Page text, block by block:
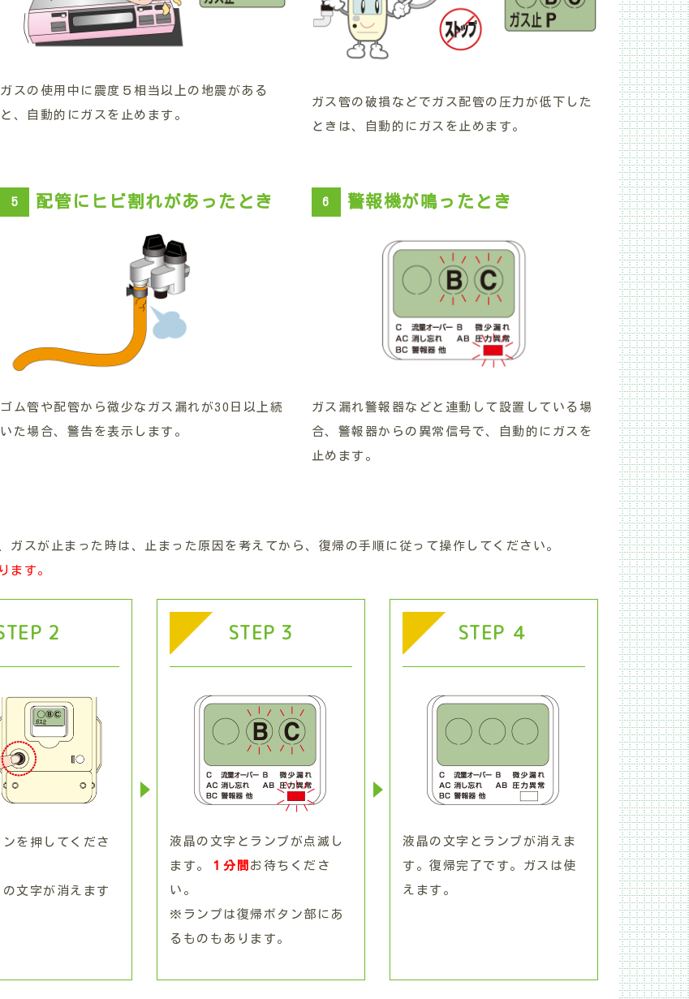
ガスの使用中に震度５相当以上の地震がある
と、自動的にガスを止めます。
ガス管の破損などでガス配管の圧力が低下した
ときは、自動的にガスを止めます。
5 配管にヒビ割れがあったとき
ゴム管や配管から微少なガス漏れが30日以上続
いた場合、警告を表示します。
6 警報機が鳴ったとき
ガス漏れ警報器などと連動して設置している場
合、警報器からの異常信号で、自動的にガスを
止めます。
スが止まった時は、止まった原因を考えてから、復帰の手順に従って操作してください。
ます。
2
を押してくださ
の文字が消えます
STEP 3
液晶の文字とランプが点滅し
ます。
１分間 お待ちくださ
い。
※ランプは復帰ボタン部にあ
るものもあります。
STEP ４
液晶の文字とランプが消えま
す。復帰完了です。ガスは使
えます。